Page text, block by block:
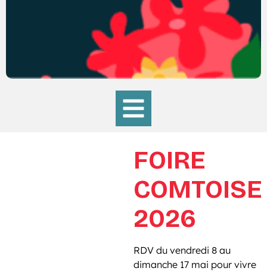
FOIRE
COMTOISE
2026
RDV du vendredi 8 au
dimanche 17 mai pour vivre